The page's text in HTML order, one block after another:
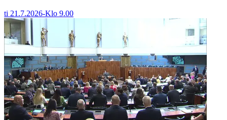
ti 21.7.2026-Klo 9.00